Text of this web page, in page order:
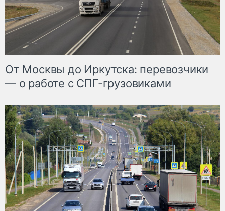
От Москвы до Иркутска: перевозчики
— о работе с СПГ-грузовиками